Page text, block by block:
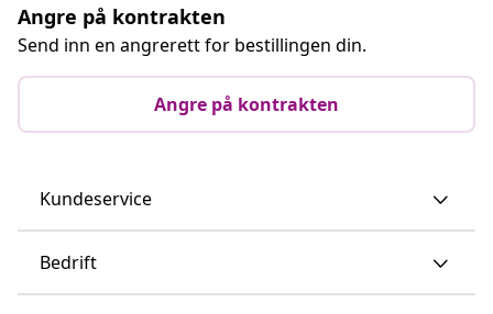
Angre på kontrakten
Send inn en angrerett for bestillingen din.
Angre på kontrakten
Kundeservice
Bedrift